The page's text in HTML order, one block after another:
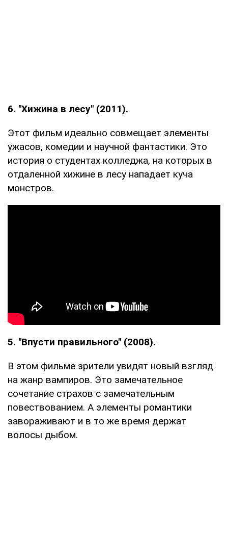
6. "Хижина в лесу" (2011).
Этот фильм идеально совмещает элементы
ужасов, комедии и научной фантастики. Это
история о студентах колледжа, на которых в
отдаленной хижине в лесу нападает куча
монстров.
5. "Впусти правильного" (2008).
В этом фильме зрители увидят новый взгляд
на жанр вампиров. Это замечательное
сочетание страхов с замечательным
повествованием. А элементы романтики
завораживают и в то же время держат
волосы дыбом.